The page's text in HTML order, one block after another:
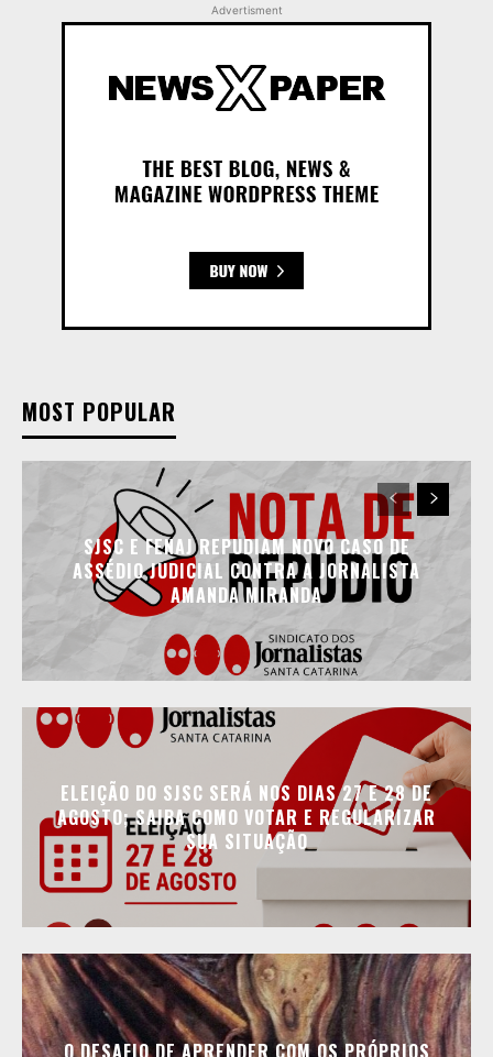
Advertisment
MOST POPULAR
SJSC E FENAJ REPUDIAM NOVO CASO DE
ASSÉDIO JUDICIAL CONTRA A JORNALISTA
AMANDA MIRANDA
ELEIÇÃO DO SJSC SERÁ NOS DIAS 27 E 28 DE
AGOSTO; SAIBA COMO VOTAR E REGULARIZAR
SUA SITUAÇÃO
O DESAFIO DE APRENDER COM OS PRÓPRIOS